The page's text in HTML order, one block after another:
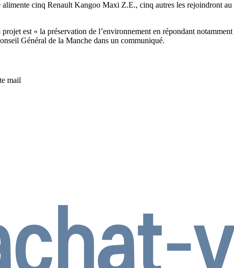
cinq Renault Kangoo Maxi Z.E., cinq autres les rejoindront
est « la préservation de l’environnement en répondant
Général de la Manche dans un communiqué.
mail